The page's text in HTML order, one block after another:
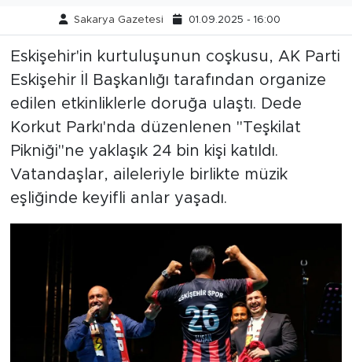
Sakarya Gazetesi 01.09.2025 - 16:00
Eskişehir'in kurtuluşunun coşkusu, AK Parti
Eskişehir İl Başkanlığı tarafından organize
edilen etkinliklerle doruğa ulaştı. Dede
Korkut Parkı'nda düzenlenen "Teşkilat
Pikniği"ne yaklaşık 24 bin kişi katıldı.
Vatandaşlar, aileleriyle birlikte müzik
eşliğinde keyifli anlar yaşadı.